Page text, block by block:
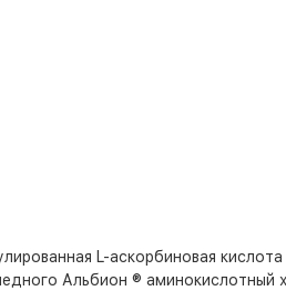
L-аскорбиновая
Альбион ® аминокислотный